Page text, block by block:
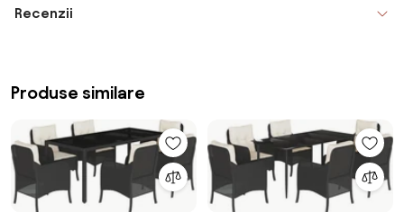
Recenzii
Produse similare